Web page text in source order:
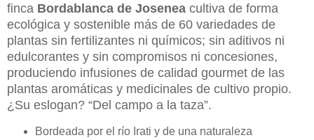
finca Bordablanca de Josenea cultiva de forma
ecológica y sostenible más de 60 variedades de
plantas sin fertilizantes ni químicos; sin aditivos ni
edulcorantes y sin compromisos ni concesiones,
produciendo infusiones de calidad gourmet de las
plantas aromáticas y medicinales de cultivo propio.
¿Su eslogan? “Del campo a la taza”.
Bordeada por el río Irati y de una naturaleza